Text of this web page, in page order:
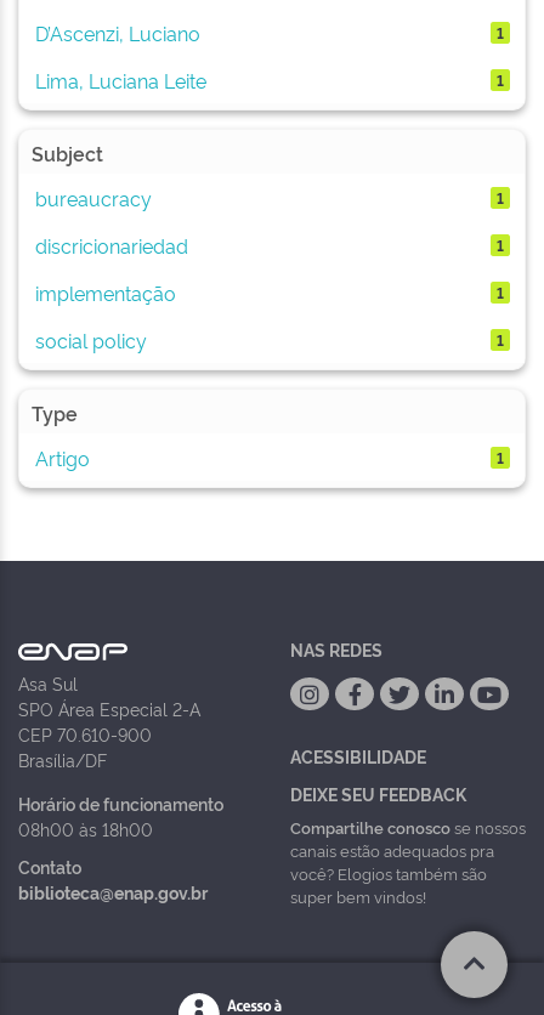
D’Ascenzi, Luciano 1
Lima, Luciana Leite 1
Subject
bureaucracy
1
discricionariedad 1
implementação 1
social policy 1
Type
Artigo
1
Asa Sul
SPO Área Especial 2-A
CEP 70.610-900
Brasília/DF
Horário de funcionamento
08h00 às 18h00
Contato
biblioteca@enap.gov.br
NAS REDES
ACESSIBILIDADE
DEIXE SEU FEEDBACK
Compartilhe conoscose nossos
canais estão adequados pra
você? Elogios também são
super bem vindos!